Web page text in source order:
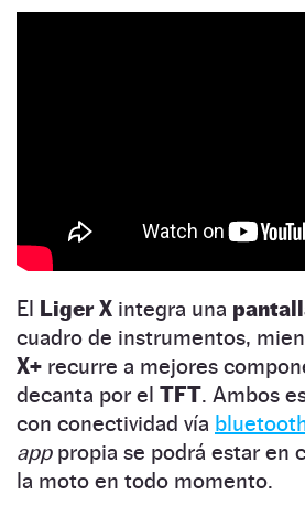
El Liger X integra una
cuadro de instrumentos,
X+ recurre a mejores
decanta por el TFT. Ambos
con conectividad vía
apppropia se podrá estar en
la moto en todo momento.